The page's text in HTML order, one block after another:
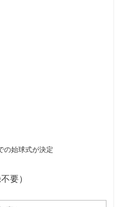
の始球式が決定
要）